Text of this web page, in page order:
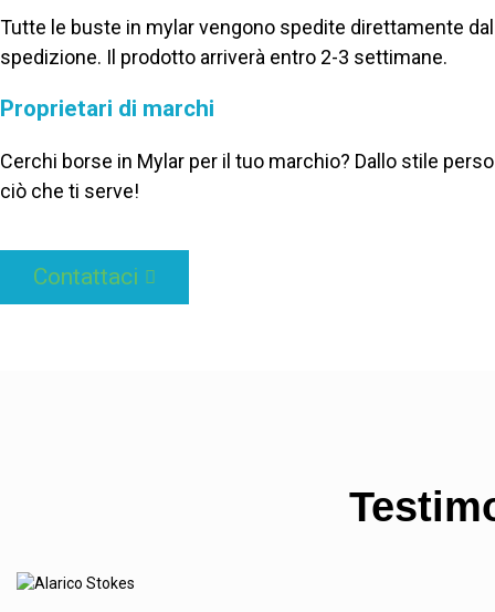
Tutte le buste in mylar vengono spedite direttamente
spedizione. Il prodotto arriverà entro 2-3 settimane.
Proprietari di marchi
Cerchi borse in Mylar per il tuo marchio? Dallo stile
ciò che ti serve!
Contattaci